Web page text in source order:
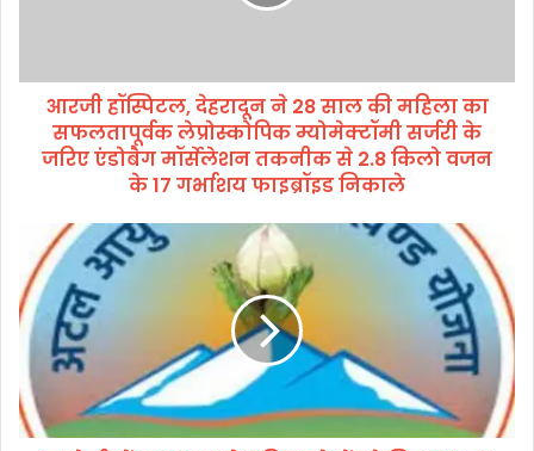
दे
सा
ल
की
हि
ला
का
आरजी हॉस्पिटल, देहरादून ने 28 साल की महिला का
सफलतापूर्वक लेप्रोस्कोपिक म्योमेक्टॉमी सर्जरी के
जरिए एंडोबैग मॉर्सेलेशन तकनीक से 2.8 किलो वजन
के 17 गर्भाशय फाइब्रॉइड निकाले
ली
में
ए
ला
ख
से